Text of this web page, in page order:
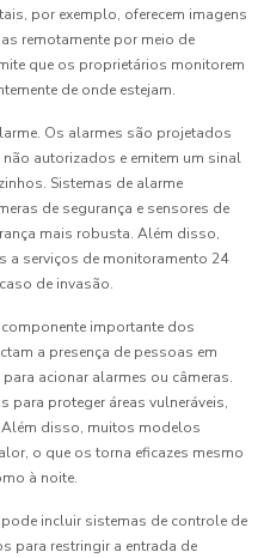
por exemplo, oferecem imagens
remotamente por meio de
que os proprietários monitorem
de onde estejam.
Os alarmes são projetados
autorizados e emitem um sinal
Sistemas de alarme
de segurança e sensores de
mais robusta. Além disso,
a serviços de monitoramento 24
de invasão.
importante dos
a presença de pessoas em
acionar alarmes ou câmeras.
para proteger áreas vulneráveis,
Além disso, muitos modelos
o que os torna eficazes mesmo
à noite.
incluir sistemas de controle de
para restringir a entrada de